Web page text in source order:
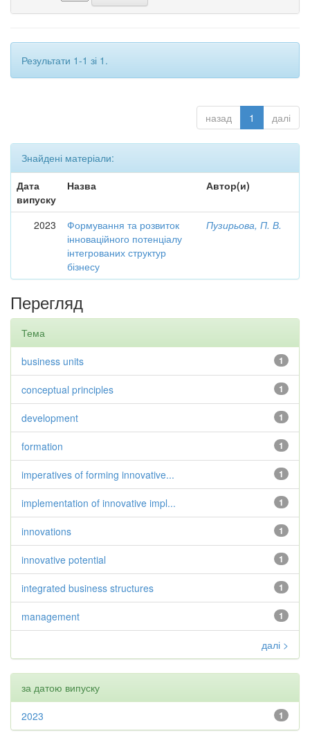
Результати 1-1 зі 1.
назад 1 далі
Знайдені матеріали:
Дата
випуску
Назва Автор(и)
2023
Формування та розвиток
інноваційного потенціалу
інтегрованих структур
бізнесу
Пузирьова, П. В.
Перегляд
Тема
1
business units
1
conceptual principles
1
development
1
formation
1
imperatives of forming innovative...
1
implementation of innovative impl...
1
innovations
1
innovative potential
1
integrated business structures
1
management
далі >
за датою випуску
1
2023